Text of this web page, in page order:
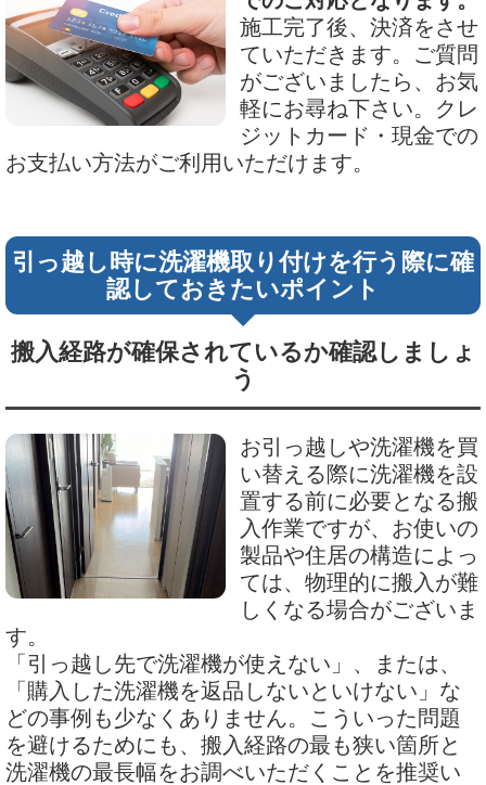
施工完了後、決済をさせ
ていただきます。ご質問
がございましたら、お気
軽にお尋ね下さい。クレ
ジットカード・現金での
お支払い方法がご利用いただけます。
引っ越し時に洗濯機取り付けを行う際に確
認しておきたいポイント
搬入経路が確保されているか確認しましょ
う
お引っ越しや洗濯機を買
い替える際に洗濯機を設
置する前に必要となる搬
入作業ですが、お使いの
製品や住居の構造によっ
ては、物理的に搬入が難
しくなる場合がございま
す。
「引っ越し先で洗濯機が使えない」、または、
「購入した洗濯機を返品しないといけない」な
どの事例も少なくありません。こういった問題
を避けるためにも、搬入経路の最も狭い箇所と
洗濯機の最長幅をお調べいただくことを推奨い